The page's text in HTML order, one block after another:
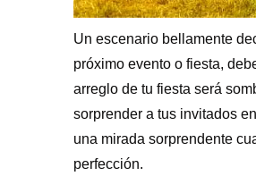
Un escenario bellamente
próximo evento o fiesta,
arreglo de tu fiesta será
sorprender a tus invitados
una mirada sorprendente
perfección.